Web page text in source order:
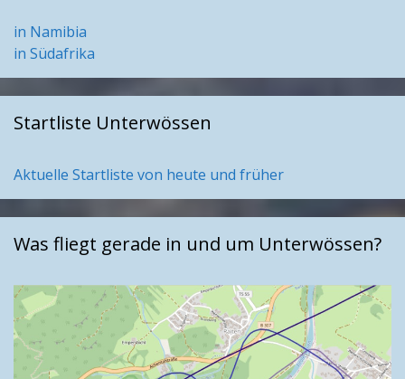
in Namibia
in Südafrika
Startliste Unterwössen
Aktuelle Startliste von heute und früher
Was fliegt gerade in und um Unterwössen?